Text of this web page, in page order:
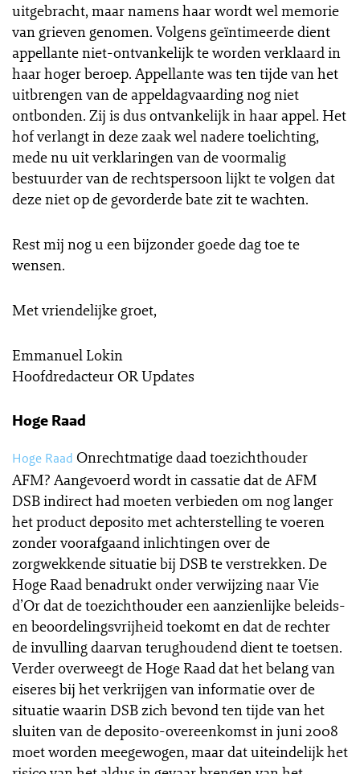
uitgebracht, maar namens haar wordt wel memorie
van grieven genomen. Volgens geïntimeerde dient
appellante niet-ontvankelijk te worden verklaard in
haar hoger beroep. Appellante was ten tijde van het
uitbrengen van de appeldagvaarding nog niet
ontbonden. Zij is dus ontvankelijk in haar appel. Het
hof verlangt in deze zaak wel nadere toelichting,
mede nu uit verklaringen van de voormalig
bestuurder van de rechtspersoon lijkt te volgen dat
deze niet op de gevorderde bate zit te wachten.
Rest mij nog u een bijzonder goede dag toe te
wensen.
Met vriendelijke groet,
Emmanuel Lokin
Hoofdredacteur OR Updates
Hoge Raad
Hoge Raad Onrechtmatige daad toezichthouder
AFM? Aangevoerd wordt in cassatie dat de AFM
DSB indirect had moeten verbieden om nog langer
het product deposito met achterstelling te voeren
zonder voorafgaand inlichtingen over de
zorgwekkende situatie bij DSB te verstrekken. De
Hoge Raad benadrukt onder verwijzing naar Vie
d’Or dat de toezichthouder een aanzienlijke beleids-
en beoordelingsvrijheid toekomt en dat de rechter
de invulling daarvan terughoudend dient te toetsen.
Verder overweegt de Hoge Raad dat het belang van
eiseres bij het verkrijgen van informatie over de
situatie waarin DSB zich bevond ten tijde van het
sluiten van de deposito-overeenkomst in juni 2008
moet worden meegewogen, maar dat uiteindelijk het